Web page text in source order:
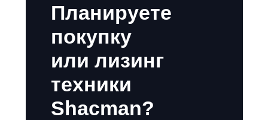
Планируете
покупку
или лизинг
техники
Shacman?